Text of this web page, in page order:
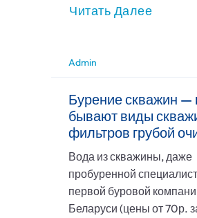
Читать Далее
Admin
Бурение скважин —
бывают виды
фильтров грубой
Вода из скважины, даже
пробуренной
первой буровой
Беларуси (цены от 70р.